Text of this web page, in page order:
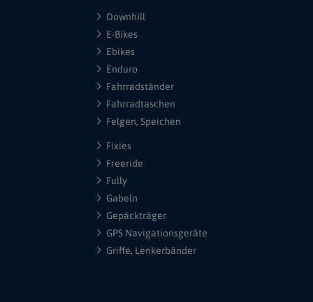
Downhill
E-Bikes
Ebikes
Enduro
Fahrradständer
Fahrradtaschen
Felgen, Speichen
Fixies
Freeride
Fully
Gabeln
Gepäckträger
GPS Navigationsgeräte
Griffe, Lenkerbänder